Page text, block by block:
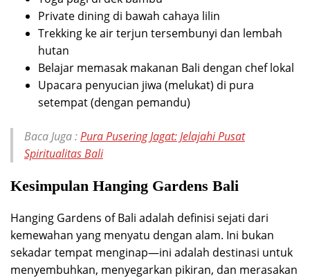
Private dining di bawah cahaya lilin
Trekking ke air terjun tersembunyi dan lembah
hutan
Belajar memasak makanan Bali dengan chef lokal
Upacara penyucian jiwa (melukat) di pura
setempat (dengan pemandu)
Baca Juga :Pura Pusering Jagat: Jelajahi Pusat
Spiritualitas Bali
Kesimpulan Hanging Gardens Bali
Hanging Gardens of Bali adalah definisi sejati dari
kemewahan yang menyatu dengan alam. Ini bukan
sekadar tempat menginap—ini adalah destinasi untuk
menyembuhkan, menyegarkan pikiran, dan merasakan